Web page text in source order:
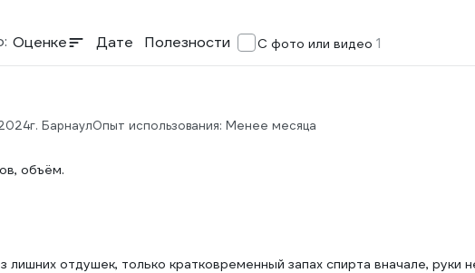
Оценке Дате Полезности С фото или видео 1
г. БарнаулОпыт использования: Менее месяца
объём.
лишних отдушек, только кратковременный запах спирта вначале, руки